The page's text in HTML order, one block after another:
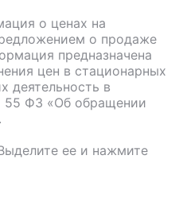
о ценах на
о продаже
предназначена
цен в стационарных
деятельность в
55 ФЗ «Об обращении
ее и нажмите